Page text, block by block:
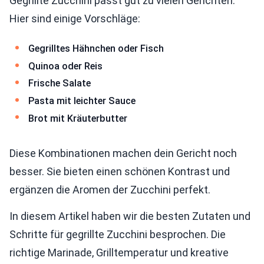
Hier sind einige Vorschläge:
Gegrilltes Hähnchen oder Fisch
Quinoa oder Reis
Frische Salate
Pasta mit leichter Sauce
Brot mit Kräuterbutter
Diese Kombinationen machen dein Gericht noch
besser. Sie bieten einen schönen Kontrast und
ergänzen die Aromen der Zucchini perfekt.
In diesem Artikel haben wir die besten Zutaten und
Schritte für gegrillte Zucchini besprochen. Die
richtige Marinade, Grilltemperatur und kreative